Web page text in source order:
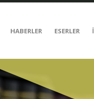
HABERLER ESERLER